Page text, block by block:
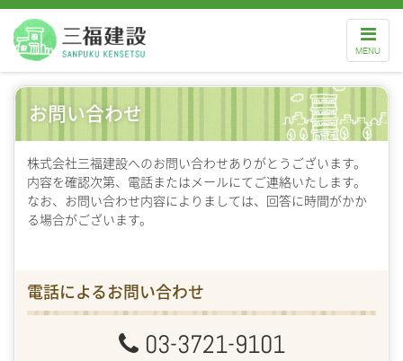
ナ
ビ
ゲ
MENU
お問い合わせ
株式会社三福建設へのお問い合わせありがとうございます。
内容を確認次第、電話またはメールにてご連絡いたします。
なお、お問い合わせ内容によりましては、回答に時間がかか
る場合がございます。
電話によるお問い合わせ
03-3721-9101